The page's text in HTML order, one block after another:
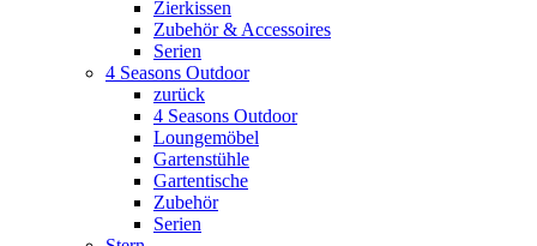
Zierkissen
Zubehör & Accessoires
Serien
4 Seasons Outdoor
zurück
4 Seasons Outdoor
Loungemöbel
Gartenstühle
Gartentische
Zubehör
Serien